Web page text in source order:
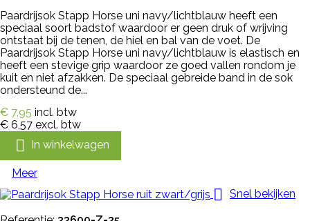
Paardrijsok Stapp Horse uni navy/lichtblauw heeft een
speciaal soort badstof waardoor er geen druk of wrijving
ontstaat bij de tenen, de hiel en bal van de voet. De
Paardrijsok Stapp Horse uni navy/lichtblauw is elastisch en
heeft een stevige grip waardoor ze goed vallen rondom je
kuit en niet afzakken. De speciaal gebreide band in de sok
ondersteund de...
€ 7,95 incl. btw
€ 6,57 excl. btw
 In winkelwagen
Meer
 Snel bekijken